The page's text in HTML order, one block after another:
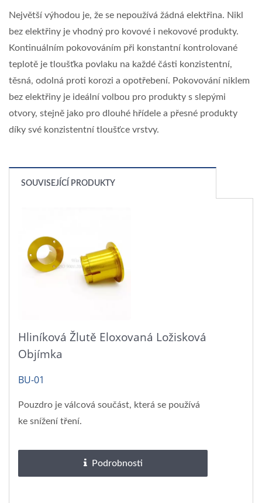
Největší výhodou je, že se nepoužívá žádná elektřina. Nikl
bez elektřiny je vhodný pro kovové i nekovové produkty.
Kontinuálním pokovováním při konstantní kontrolované
teplotě je tloušťka povlaku na každé části konzistentní,
těsná, odolná proti korozi a opotřebení. Pokovování niklem
bez elektřiny je ideální volbou pro produkty s slepými
otvory, stejně jako pro dlouhé hřídele a přesné produkty
díky své konzistentní tloušťce vrstvy.
SOUVISEJÍCÍ PRODUKTY
Hliníková Žlutě Eloxovaná Ložisková
Objímka
BU-01
Pouzdro je válcová součást, která se používá
ke snížení tření.
Podrobnosti